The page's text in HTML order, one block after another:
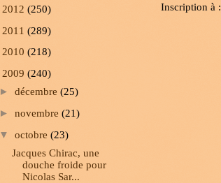
Inscription à :
2012 (250)
2011 (289)
2010 (218)
2009 (240)
► décembre (25)
► novembre (21)
▼ octobre (23)
Jacques Chirac, une
douche froide pour
Nicolas Sar...